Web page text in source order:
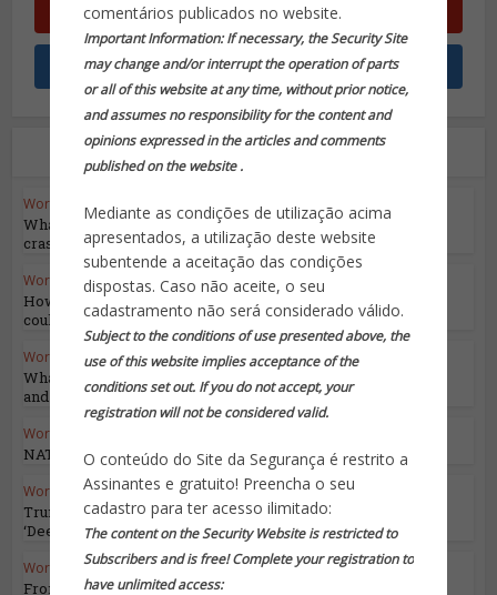
comentários publicados no website.
Important Information: If necessary, the Security Site
may change and/or interrupt the operation of parts
or all of this website at any time, without prior notice,
and assumes no responsibility for the content and
opinions expressed in the articles and comments
published on the website .
Mediante as condições de utilização acima
apresentados, a utilização deste website
subentende a aceitação das condições
dispostas. Caso não aceite, o seu
cadastramento não será considerado válido.
Subject to the conditions of use presented above, the
use of this website implies acceptance of the
conditions set out. If you do not accept, your
registration will not be considered valid.
O conteúdo do Site da Segurança é restrito a
Assinantes e gratuito! Preencha o seu
cadastro para ter acesso ilimitado:
The content on the Security Website is restricted to
Subscribers and is free! Complete your registration to
have unlimited access:
Leia também
World Highlights
What we know about deadly Iran helicopter
crash
World Highlights
How will Israel respond to Iran’s attack and
could it...
World Highlights
What We Know About Iran’s Attack on Israel
and What...
World Highlights
NATO’s 75th Anniversary
World Highlights
Trump Has a Master Plan for Destroying the
‘Deep State’
World Highlights
From Ceasefires to Pauses: Shedding Light on